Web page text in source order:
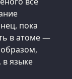
пока
в атоме —
в языке